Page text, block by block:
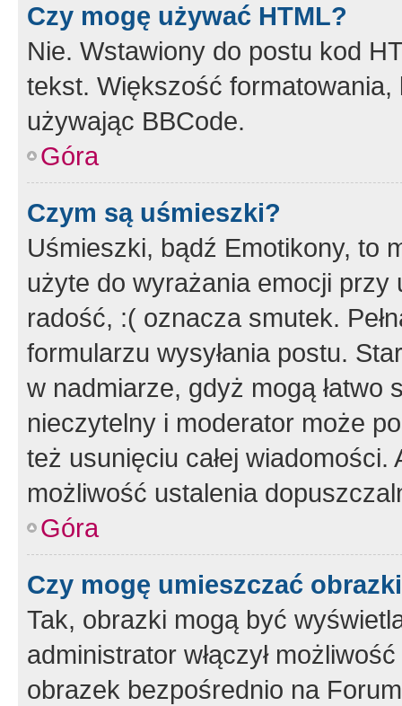
Czy mogę używać HTML?
Nie. Wstawiony do postu kod
tekst. Większość
używając BBCode.
Góra
Czym są uśmieszki?
Uśmieszki, bądź Emotikony, to
użyte do wyrażania emocji
radość, :( oznacza smutek.
formularzu wysyłania postu.
w nadmiarze, gdyż mogą
nieczytelny i moderator może
też usunięciu całej
możliwość ustalenia
Góra
Czy mogę umieszczać
Tak, obrazki mogą być
administrator włączył
obrazek bezpośrednio na